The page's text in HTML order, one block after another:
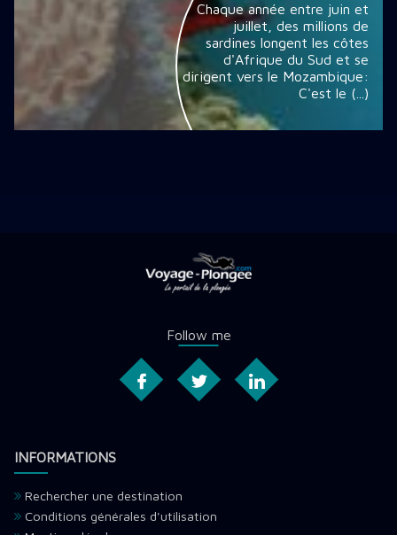
Chaque année entre juin et
juillet, des millions de
sardines longent les côtes
d'Afrique du Sud et se
dirigent vers le Mozambique:
C'est le (...)
Follow me
INFORMATIONS
Rechercher une destination
Conditions générales d'utilisation